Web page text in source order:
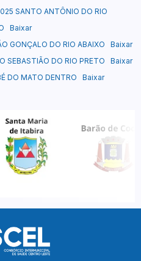
SANTO ANTÔNIO DO RIO
Baixar
GONÇALO DO RIO ABAIXO
Baixar
SEBASTIÃO DO RIO PRETO
Baixar
DO MATO DENTRO
Baixar